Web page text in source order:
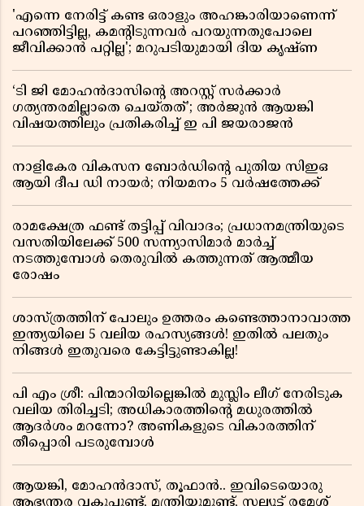
'എന്നെ നേരിട്ട് കണ്ട ഒരാളും അഹങ്കാരിയാണെന്ന്
പറഞ്ഞിട്ടില്ല, കമൻ്റിടുന്നവർ പറയുന്നതുപോലെ
ജീവിക്കാൻ പറ്റില്ല'; മറുപടിയുമായി ദിയ കൃഷ്ണ
‘ടി ജി മോഹൻദാസിൻ്റെ അറസ്റ്റ് സർക്കാർ
ഗത്യന്തരമില്ലാതെ ചെയ്തത്’; അർജുൻ ആയങ്കി
വിഷയത്തിലും പ്രതികരിച്ച് ഇ പി ജയരാജൻ
നാളികേര വികസന ബോർഡിൻ്റെ പുതിയ സിഇഒ
ആയി ദീപ ഡി നായർ; നിയമനം 5 വർഷത്തേക്ക് ​​​​​​​
രാമക്ഷേത്ര ഫണ്ട് തട്ടിപ്പ് വിവാദം; പ്രധാനമന്ത്രിയുടെ
വസതിയിലേക്ക് 500 സന്ന്യാസിമാർ മാർച്ച്
നടത്തുമ്പോൾ തെരുവിൽ കത്തുന്നത് ആത്മീയ
രോഷം
ശാസ്ത്രത്തിന് പോലും ഉത്തരം കണ്ടെത്താനാവാത്ത
ഇന്ത്യയിലെ 5 വലിയ രഹസ്യങ്ങൾ! ഇതിൽ പലതും
നിങ്ങൾ ഇതുവരെ കേട്ടിട്ടുണ്ടാകില്ല!
പി എം ശ്രീ: പിന്മാറിയില്ലെങ്കിൽ മുസ്ലിം ലീഗ് നേരിടുക
വലിയ തിരിച്ചടി; അധികാരത്തിന്റെ മധുരത്തിൽ
ആദർശം മറന്നോ? അണികളുടെ വികാരത്തിന്
തീപ്പൊരി പടരുമ്പോൾ
ആയങ്കി, മോഹൻദാസ്, തൂഫാൻ.. ഇവിടെയൊരു